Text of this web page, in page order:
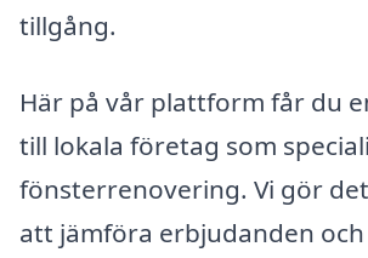
tillgång.
Här på vår plattform får du
till lokala företag som
fönsterrenovering. Vi gör
att jämföra erbjudanden